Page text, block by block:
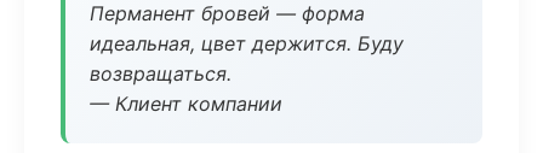
Перманент бровей — форма
идеальная, цвет держится. Буду
возвращаться.
— Клиент компании